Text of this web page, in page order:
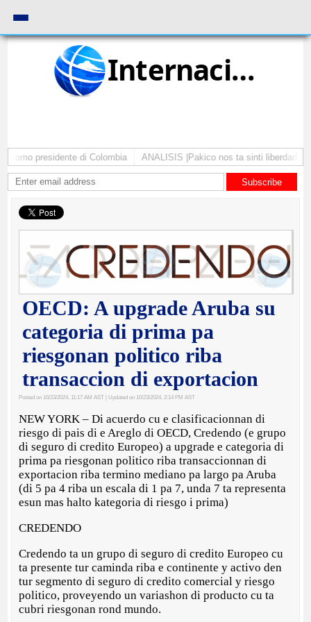
Internacional
como presidente di Colombia ANALISIS |Pakico nos ta sinti liberdad
Subscribe
OECD: A upgrade Aruba su
categoria di prima pa
riesgonan politico riba
transaccion di exportacion
Posted on 10/23/2024, 11:17 AM AST | Updated on 10/23/2024, 2:14 PM AST
NEW YORK – Di acuerdo cu e clasificacionnan di
riesgo di pais di e Areglo di OECD, Credendo (e grupo
di seguro di credito Europeo) a upgrade e categoria di
prima pa riesgonan politico riba transaccionnan di
exportacion riba termino mediano pa largo pa Aruba
(di 5 pa 4 riba un escala di 1 pa 7, unda 7 ta representa
esun mas halto kategoria di riesgo i prima)
CREDENDO
Credendo ta un grupo di seguro di credito Europeo cu
ta presente tur caminda riba e continente y activo den
tur segmento di seguro di credito comercial y riesgo
politico, proveyendo un variashon di producto cu ta
cubri riesgonan rond mundo.